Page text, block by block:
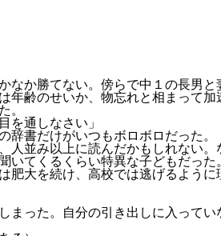
か勝てない。傍らで中１の長男
年齢のせいか、物忘れと相まって
。
を通しなさい」
書だけがいつもボロボロだった。
並み以上に読んだかもしれない
てくるくらい特異な子どもだった
大を続け、高校では逃げるよう
った。自分の引き出しに入ってい